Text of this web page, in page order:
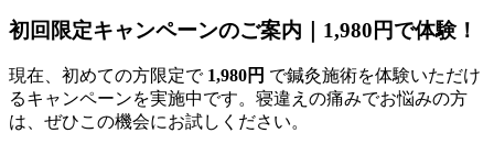
初回限定キャンペーンのご案内｜1,980円で体験！
現在、初めての方限定で 1,980円 で鍼灸施術を体験いただけ
るキャンペーンを実施中です。寝違えの痛みでお悩みの方
は、ぜひこの機会にお試しください。